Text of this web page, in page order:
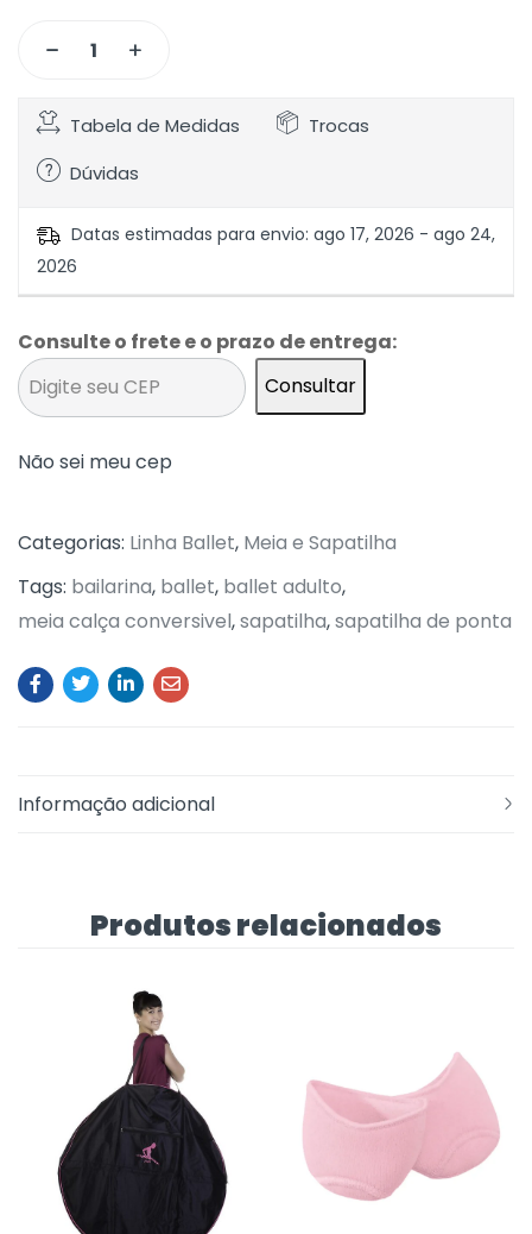
Tabela de Medidas
Trocas
Dúvidas
Datas estimadas para envio: ago 17, 2026 - ago 24,
2026
Consulte o frete e o prazo de entrega:
Consultar
Não sei meu cep
Categorias: Linha Ballet, Meia e Sapatilha
Tags: bailarina, ballet, ballet adulto,
meia calça conversivel,sapatilha,sapatilha de ponta
Informação adicional
Produtos relacionados